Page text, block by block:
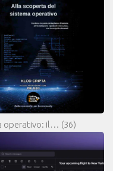
operativo: il… (36)